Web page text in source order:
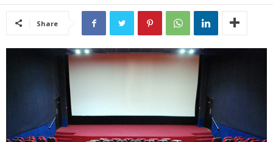
Share